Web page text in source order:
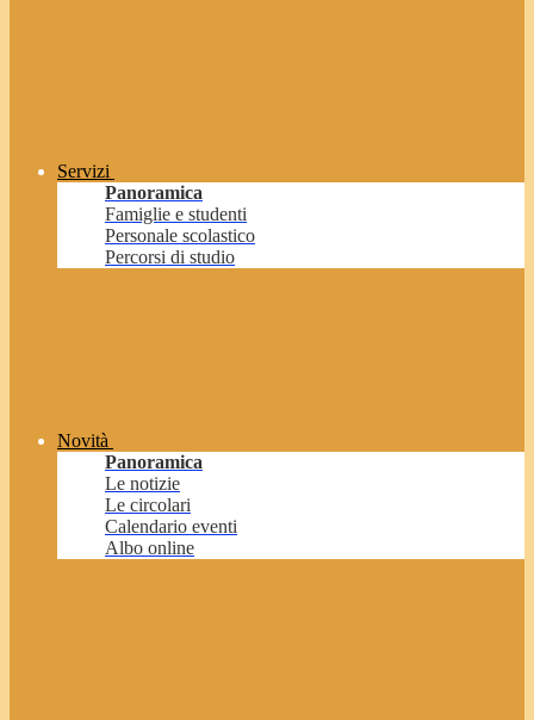
Servizi
Panoramica
Famiglie e studenti
Personale scolastico
Percorsi di studio
Novità
Panoramica
Le notizie
Le circolari
Calendario eventi
Albo online